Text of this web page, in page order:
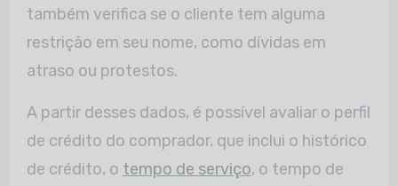
também verifica se o cliente tem alguma
restrição em seu nome, como dívidas em
atraso ou protestos.
A partir desses dados, é possível avaliar o perfil
de crédito do comprador, que inclui o histórico
de crédito, o tempo de serviço, o tempo de